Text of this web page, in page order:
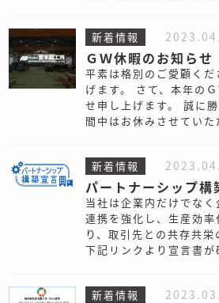
新着情報
ＧＷ休暇のお知らせ
平素は格別のご愛顧く
げます。 さて、本年の
せ申し上げます。 誠に
間中はお休みさせてい
新着情報
パートナーシップ構
当社は企業内だけでな
連携を強化し、生産効
り、取引先との共存共栄
下記リンクより宣言書
新着情報